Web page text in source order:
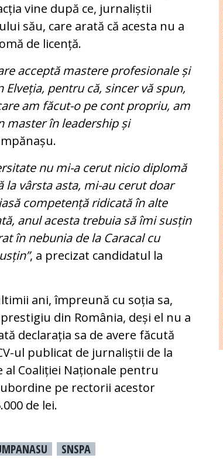
vine după ce, jurnaliștii
său, care arată că acesta nu a
de licență.
acceptă mastere profesionale și
pentru că, sincer vă spun,
am făcut-o pe cont propriu, am
master în leadership și
nu mi-a cerut nicio diplomă
la vârsta asta, mi-au cerut doar
competență ridicată în alte
anul acesta trebuia să îmi susțin
în nebunia de la Caracal cu
, a precizat candidatul la
ani, împreună cu soția sa,
din România, deși el nu a
declarația sa de avere făcută
ul publicat de jurnaliștii de la
Coaliției Naționale pentru
pe rectorii acestor
de lei.
SNSPA